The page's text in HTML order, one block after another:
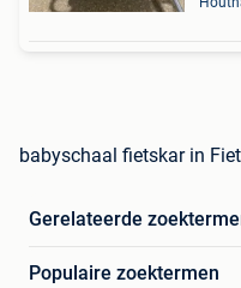
babyschaal fietskar in
Gerelateerde
Populaire zoektermen